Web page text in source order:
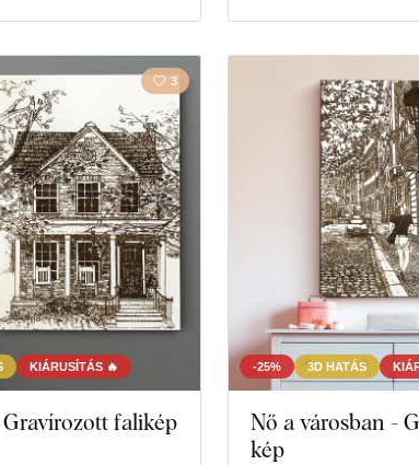
KIÁRUSÍTÁS 🔥
3
falikép
-25% 3D HATÁS
Nő a városban -
kép